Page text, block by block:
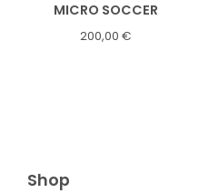
MICRO SOCCER
200,00 €
Shop